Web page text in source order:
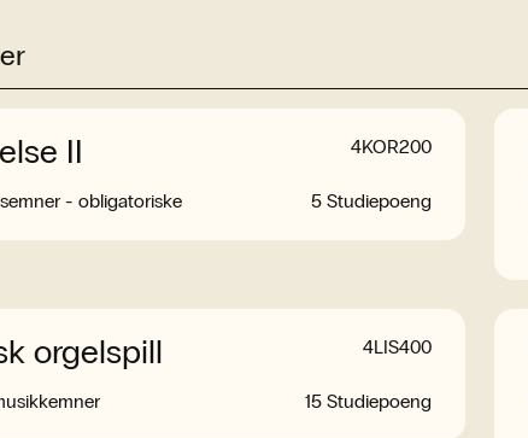
II 4KOR200
- obligatoriske 5 Studiepoeng
orgelspill 4LIS400
15 Studiepoeng